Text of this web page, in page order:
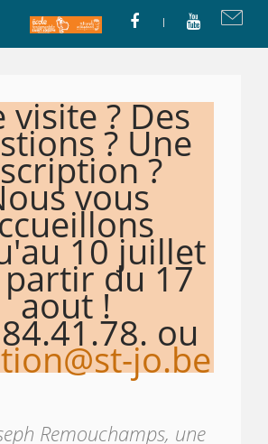
visite ? Des
? Une
?
vous
10 juillet
du 17
aout !
ou
jo.be
Remouchamps, une